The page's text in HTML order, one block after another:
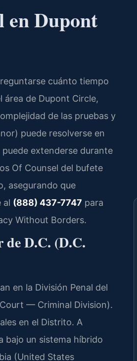
en Dupont
cuánto tiempo
área de Dupont Circle,
de las pruebas y
puede resolverse en
extenderse durante
Of Counsel del bufete
asegurando que
al (888) 437-7747 para
Without Borders.
D.C. (D.C.
en la División Penal del
— Criminal Division).
en el Distrito. A
bajo un sistema híbrido
(United States